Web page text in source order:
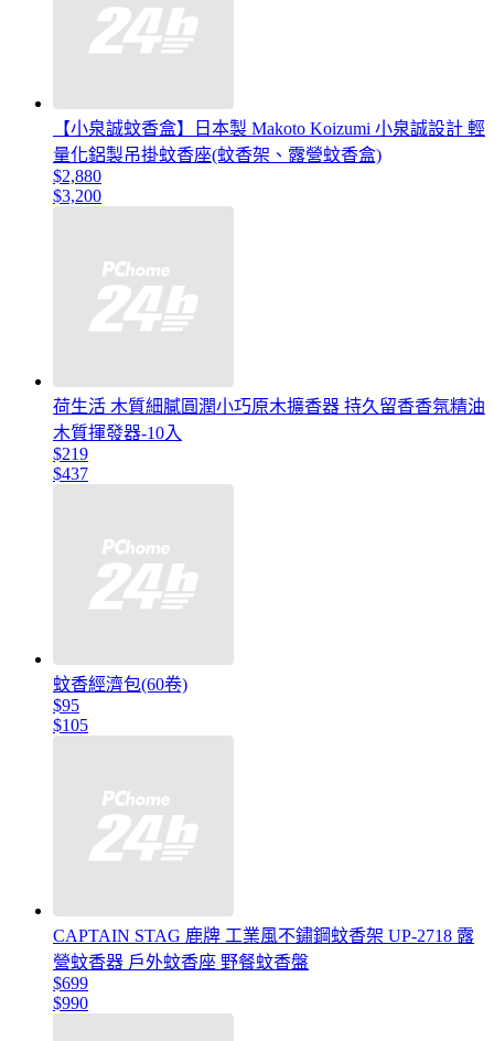
【小泉誠蚊香盒】日本製 Makoto Koizumi 小泉誠設計 輕
量化鋁製吊掛蚊香座(蚊香架、露營蚊香盒)
$2,880
$3,200
荷生活 木質細膩圓潤小巧原木擴香器 持久留香香氛精油
木質揮發器-10入
$219
$437
蚊香經濟包(60卷)
$95
$105
CAPTAIN STAG 鹿牌 工業風不鏽鋼蚊香架 UP-2718 露
營蚊香器 戶外蚊香座 野餐蚊香盤
$699
$990